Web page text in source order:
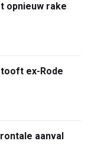
opnieuw rake
ex-Rode
aanval